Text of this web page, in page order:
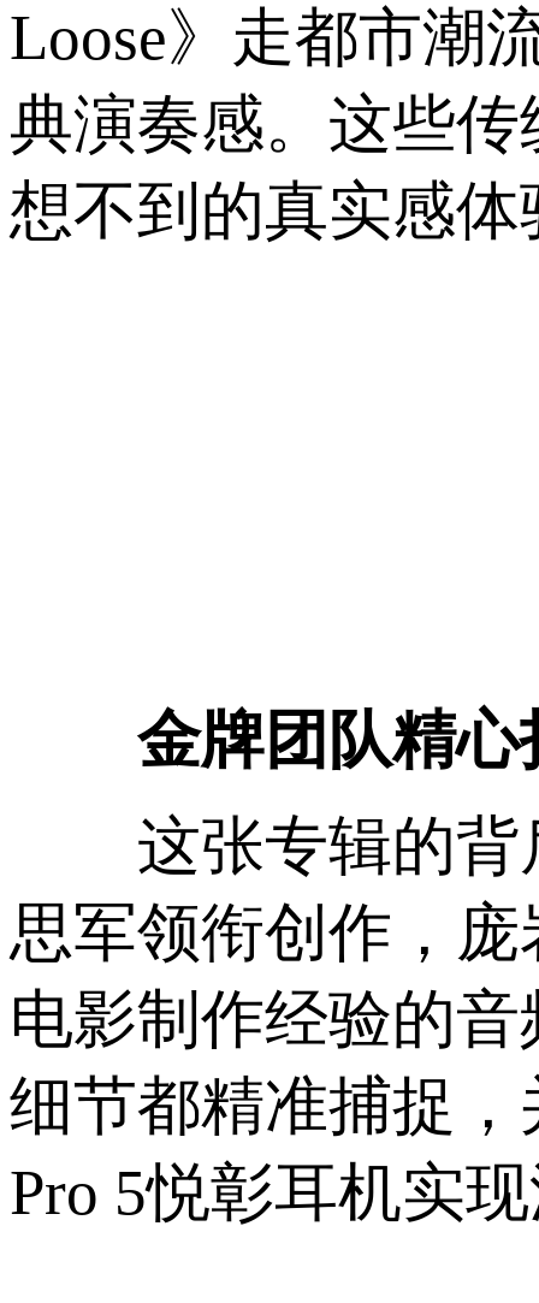
Loose》走都市潮
典演奏感。这些
想不到的真实感体
金牌团队精心
这张专辑的背后
思军领衔创作，
电影制作经验的
细节都精准捕捉，
Pro 5悦彰耳机实